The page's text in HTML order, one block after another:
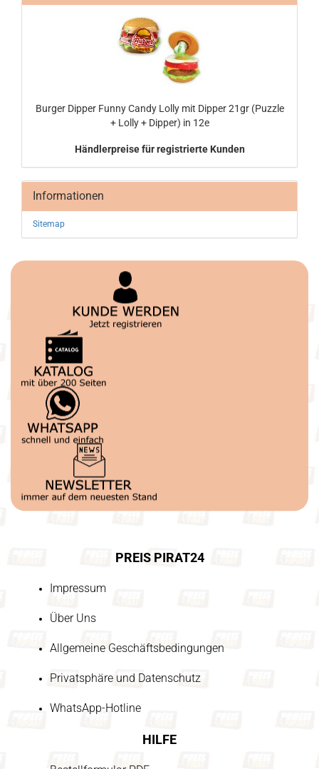
Bur­ger Dipper Funny Candy Lolly mit Dipper 21gr (Puz­zle
+ Lolly + Dipper) in 12e
Händlerpreise für registrierte Kunden
Informationen
Sitemap
PREIS PIRAT24
Impressum
Über Uns
Allgemeine Geschäftsbedingungen
Privatsphäre und Datenschutz
WhatsApp-Hotline
HILFE